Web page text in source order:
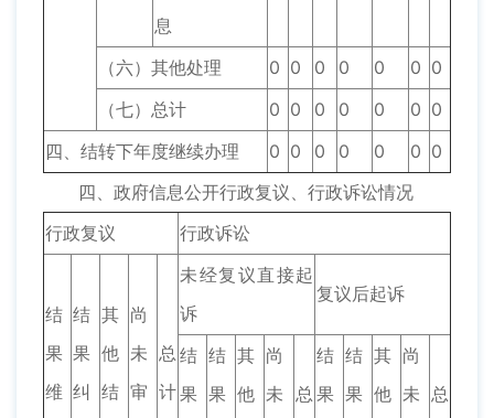
息
（六）其他处理 0 0 0 0 0 0 0
（七）总计
0 0 0 0 0 0 0
四、结转下年度继续办理
0 0 0 0 0 0 0
四、政府信息公开行政复议、行政诉讼情况
行政复议
行政诉讼
结
果
维
结
果
纠
其
他
结
尚
未
审
总
计
未经复议直接起
诉
复议后起诉
结
果
结
果
其
他
尚
未 总
结
果
结
果
其
他
尚
未 总